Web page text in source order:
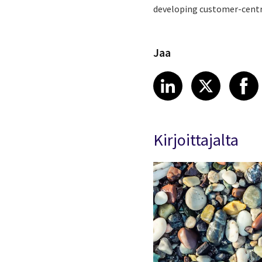
developing customer-
Jaa
Share article
LinkedIn
Share
X
Kirjoittajalta